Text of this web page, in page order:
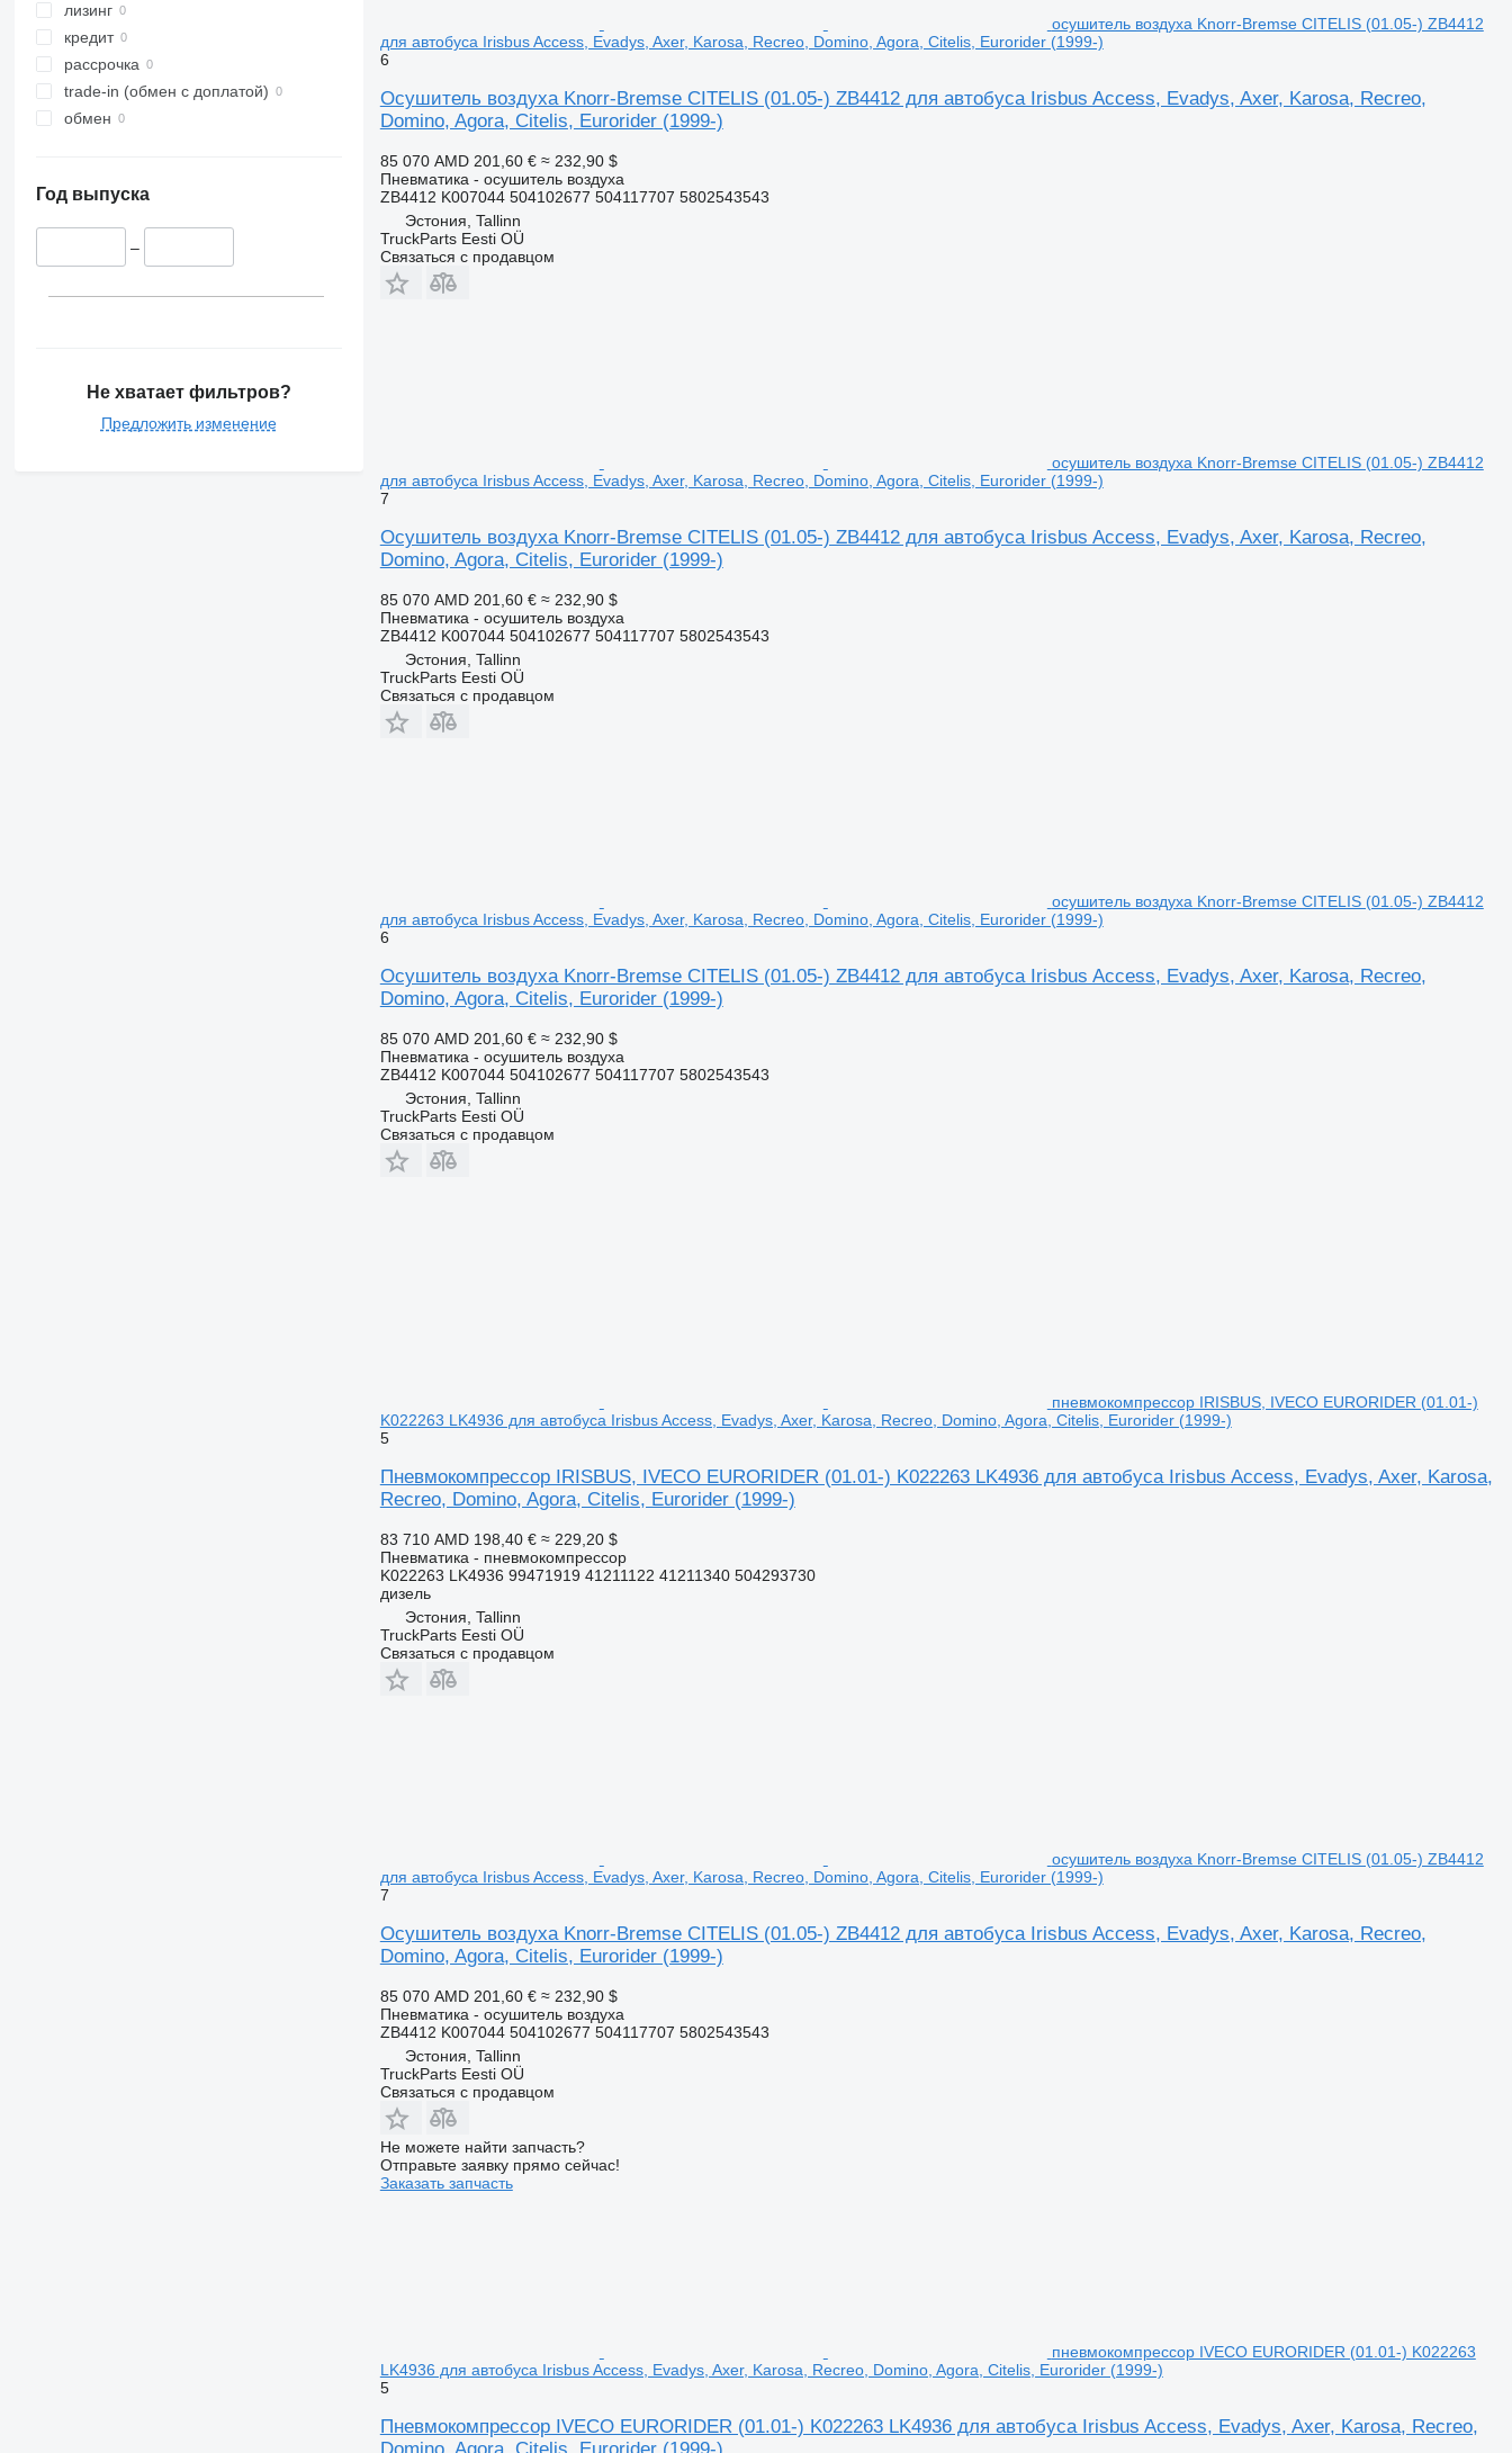
лизинг
кредит
рассрочка
trade-in (обмен с доплатой)
обмен
Год выпуска
–
Не хватает фильтров?
Предложить изменение
осушитель воздуха Knorr-Bremse CITELIS (01.05-) ZB4412
для автобуса Irisbus Access, Evadys, Axer, Karosa, Recreo, Domino, Agora, Citelis, Eurorider (1999-)
6
Осушитель воздуха Knorr-Bremse CITELIS (01.05-) ZB4412 для автобуса Irisbus Access, Evadys, Axer, Karosa, Recreo,
Domino, Agora, Citelis, Eurorider (1999-)
85 070 AMD 201,60 € ≈ 232,90 $
Пневматика - осушитель воздуха
ZB4412 K007044 504102677 504117707 5802543543
Эстония, Tallinn
TruckParts Eesti OÜ
Связаться с продавцом
осушитель воздуха Knorr-Bremse CITELIS (01.05-) ZB4412
для автобуса Irisbus Access, Evadys, Axer, Karosa, Recreo, Domino, Agora, Citelis, Eurorider (1999-)
7
Осушитель воздуха Knorr-Bremse CITELIS (01.05-) ZB4412 для автобуса Irisbus Access, Evadys, Axer, Karosa, Recreo,
Domino, Agora, Citelis, Eurorider (1999-)
85 070 AMD 201,60 € ≈ 232,90 $
Пневматика - осушитель воздуха
ZB4412 K007044 504102677 504117707 5802543543
Эстония, Tallinn
TruckParts Eesti OÜ
Связаться с продавцом
осушитель воздуха Knorr-Bremse CITELIS (01.05-) ZB4412
для автобуса Irisbus Access, Evadys, Axer, Karosa, Recreo, Domino, Agora, Citelis, Eurorider (1999-)
6
Осушитель воздуха Knorr-Bremse CITELIS (01.05-) ZB4412 для автобуса Irisbus Access, Evadys, Axer, Karosa, Recreo,
Domino, Agora, Citelis, Eurorider (1999-)
85 070 AMD 201,60 € ≈ 232,90 $
Пневматика - осушитель воздуха
ZB4412 K007044 504102677 504117707 5802543543
Эстония, Tallinn
TruckParts Eesti OÜ
Связаться с продавцом
пневмокомпрессор IRISBUS, IVECO EURORIDER (01.01-)
K022263 LK4936 для автобуса Irisbus Access, Evadys, Axer, Karosa, Recreo, Domino, Agora, Citelis, Eurorider (1999-)
5
Пневмокомпрессор IRISBUS, IVECO EURORIDER (01.01-) K022263 LK4936 для автобуса Irisbus Access, Evadys, Axer, Karosa,
Recreo, Domino, Agora, Citelis, Eurorider (1999-)
83 710 AMD 198,40 € ≈ 229,20 $
Пневматика - пневмокомпрессор
K022263 LK4936 99471919 41211122 41211340 504293730
дизель
Эстония, Tallinn
TruckParts Eesti OÜ
Связаться с продавцом
осушитель воздуха Knorr-Bremse CITELIS (01.05-) ZB4412
для автобуса Irisbus Access, Evadys, Axer, Karosa, Recreo, Domino, Agora, Citelis, Eurorider (1999-)
7
Осушитель воздуха Knorr-Bremse CITELIS (01.05-) ZB4412 для автобуса Irisbus Access, Evadys, Axer, Karosa, Recreo,
Domino, Agora, Citelis, Eurorider (1999-)
85 070 AMD 201,60 € ≈ 232,90 $
Пневматика - осушитель воздуха
ZB4412 K007044 504102677 504117707 5802543543
Эстония, Tallinn
TruckParts Eesti OÜ
Связаться с продавцом
Не можете найти запчасть?
Отправьте заявку прямо сейчас!
Заказать запчасть
пневмокомпрессор IVECO EURORIDER (01.01-) K022263
LK4936 для автобуса Irisbus Access, Evadys, Axer, Karosa, Recreo, Domino, Agora, Citelis, Eurorider (1999-)
5
Пневмокомпрессор IVECO EURORIDER (01.01-) K022263 LK4936 для автобуса Irisbus Access, Evadys, Axer, Karosa, Recreo,